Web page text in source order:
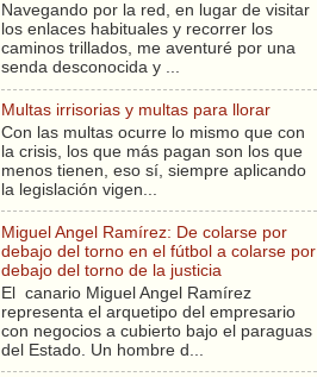
Navegando por la red, en lugar de visitar
los enlaces habituales y recorrer los
caminos trillados, me aventuré por una
senda desconocida y ...
Multas irrisorias y multas para llorar
Con las multas ocurre lo mismo que con
la crisis, los que más pagan son los que
menos tienen, eso sí, siempre aplicando
la legislación vigen...
Miguel Angel Ramírez: De colarse por
debajo del torno en el fútbol a colarse por
debajo del torno de la justicia
El canario Miguel Angel Ramírez
representa el arquetipo del empresario
con negocios a cubierto bajo el paraguas
del Estado. Un hombre d...